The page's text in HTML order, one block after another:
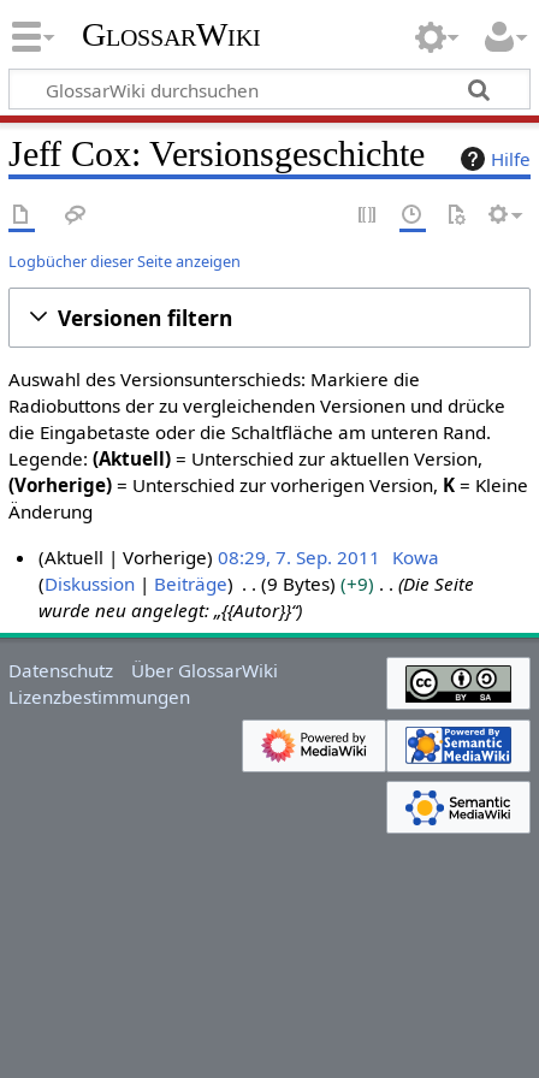
GlossarWiki
Hilfe
Jeff Cox: Versionsgeschichte
Logbücher dieser Seite anzeigen
Versionen filtern
Auswahl des Versionsunterschieds: Markiere die
Radiobuttons der zu vergleichenden Versionen und drücke
die Eingabetaste oder die Schaltfläche am unteren Rand.
Legende: (Aktuell)= Unterschied zur aktuellen Version,
(Vorherige)= Unterschied zur vorherigen Version, K= Kleine
Änderung
S
e
p
Aktuell Vorherige 08:29, 7. Sep. 2011
Kowa
Diskussion
Beiträge 9 Bytes +9
Die Seite
wurde neu angelegt: „{{Autor}}“
Datenschutz
Über GlossarWiki
Lizenzbestimmungen